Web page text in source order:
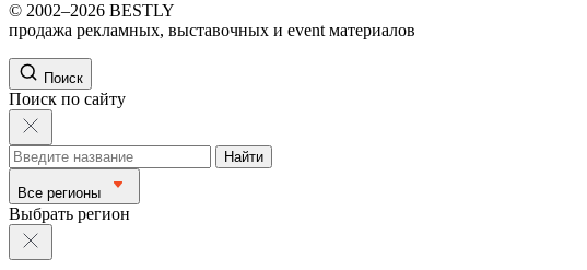
© 2002–2026 BESTLY
продажа рекламных, выставочных и event материалов
Поиск
Поиск по сайту
Найти
Все регионы
Выбрать регион